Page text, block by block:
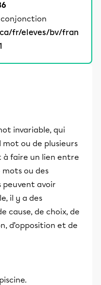
fr/eleves/bv/fran
invariable, qui
mot ou de plusieurs
à faire un lien entre
mots ou des
peuvent avoir
il y a des
cause, de choix, de
d’opposition et de